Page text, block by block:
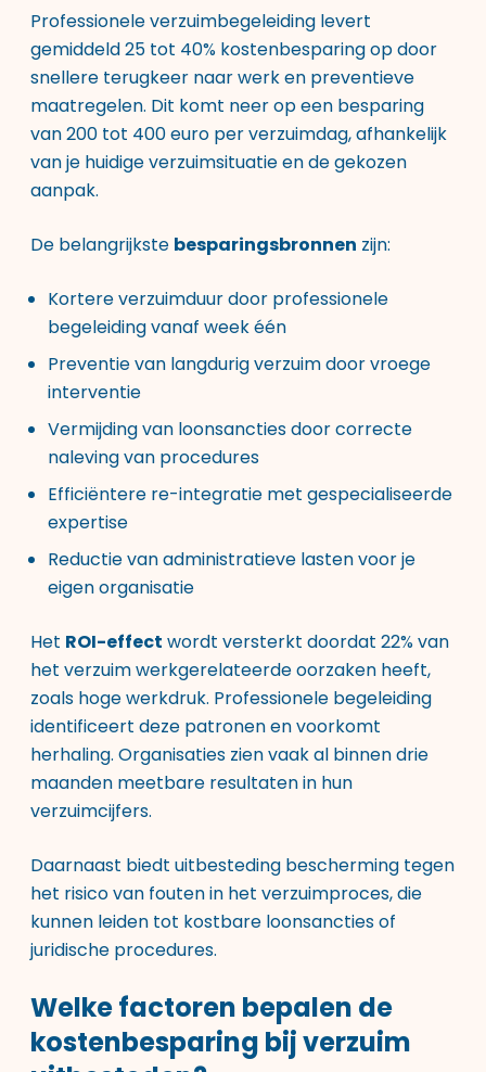
Professionele verzuimbegeleiding levert
gemiddeld 25 tot 40% kostenbesparing op door
snellere terugkeer naar werk en preventieve
maatregelen. Dit komt neer op een besparing
van 200 tot 400 euro per verzuimdag, afhankelijk
van je huidige verzuimsituatie en de gekozen
aanpak.
De belangrijkste besparingsbronnen zijn:
Kortere verzuimduur door professionele
begeleiding vanaf week één
Preventie van langdurig verzuim door vroege
interventie
Vermijding van loonsancties door correcte
naleving van procedures
Efficiëntere re-integratie met gespecialiseerde
expertise
Reductie van administratieve lasten voor je
eigen organisatie
Het ROI-effect wordt versterkt doordat 22% van
het verzuim werkgerelateerde oorzaken heeft,
zoals hoge werkdruk. Professionele begeleiding
identificeert deze patronen en voorkomt
herhaling. Organisaties zien vaak al binnen drie
maanden meetbare resultaten in hun
verzuimcijfers.
Daarnaast biedt uitbesteding bescherming tegen
het risico van fouten in het verzuimproces, die
kunnen leiden tot kostbare loonsancties of
juridische procedures.
Welke factoren bepalen de
kostenbesparing bij verzuim